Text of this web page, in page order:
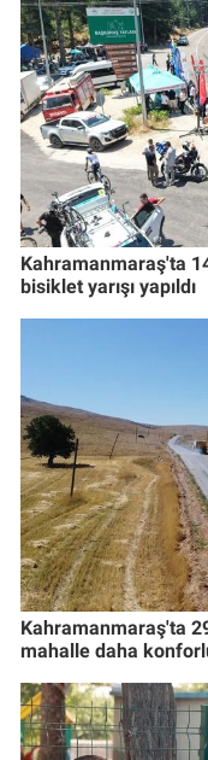
Kahramanmaraş'ta
bisiklet yarışı yapıldı
Kahramanmaraş'ta
mahalle daha